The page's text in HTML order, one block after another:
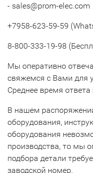
- sales@prom-elec.com
+7958-623-59-59
8-800-333-19-98
Мы оперативно
свяжемся с Вами для
Среднее время
В нашем
оборудования,
оборудования
производства, то мы
подбора детали
заводской номер.